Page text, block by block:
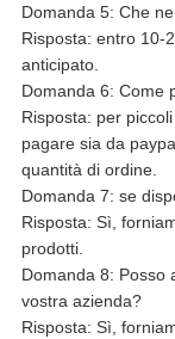
Domanda 5: Che
Risposta: entro 10-
anticipato.
Domanda 6: Come
Risposta: per
pagare sia da
quantità di ordine.
Domanda 7: se
Risposta: Sì,
prodotti.
Domanda 8: Posso
vostra azienda?
Risposta: Sì,